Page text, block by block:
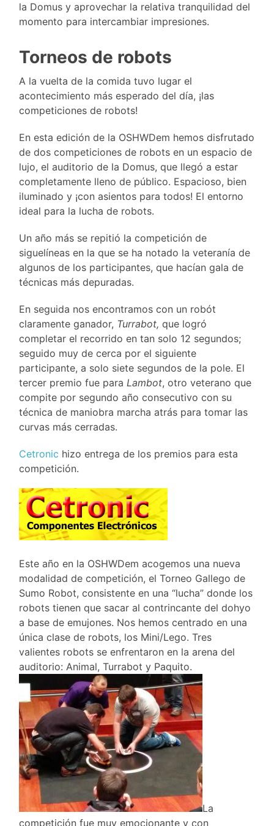
la Domus y aprovechar la relativa tranquilidad del
momento para intercambiar impresiones.
Torneos de robots
A la vuelta de la comida tuvo lugar el
acontecimiento más esperado del día, ¡las
competiciones de robots!
En esta edición de la OSHWDem hemos disfrutado
de dos competiciones de robots en un espacio de
lujo, el auditorio de la Domus, que llegó a estar
completamente lleno de público. Espacioso, bien
iluminado y ¡con asientos para todos! El entorno
ideal para la lucha de robots.
Un año más se repitió la competición de
siguelíneas en la que se ha notado la veteranía de
algunos de los participantes, que hacían gala de
técnicas más depuradas.
En seguida nos encontramos con un robót
claramente ganador, Turrabot, que logró
completar el recorrido en tan solo 12 segundos;
seguido muy de cerca por el siguiente
participante, a solo siete segundos de la pole. El
tercer premio fue paraLambot, otro veterano que
compite por segundo año consecutivo con su
técnica de maniobra marcha atrás para tomar las
curvas más cerradas.
Cetronic hizo entrega de los premios para esta
competición.
Este año en la OSHWDem acogemos una nueva
modalidad de competición, el Torneo Gallego de
Sumo Robot, consistente en una “lucha” donde los
robots tienen que sacar al contrincante del dohyo
a base de emujones. Nos hemos centrado en una
única clase de robots, los Mini/Lego. Tres
valientes robots se enfrentaron en la arena del
auditorio: Animal, Turrabot y Paquito.
La
competición fue muy emocionante y con